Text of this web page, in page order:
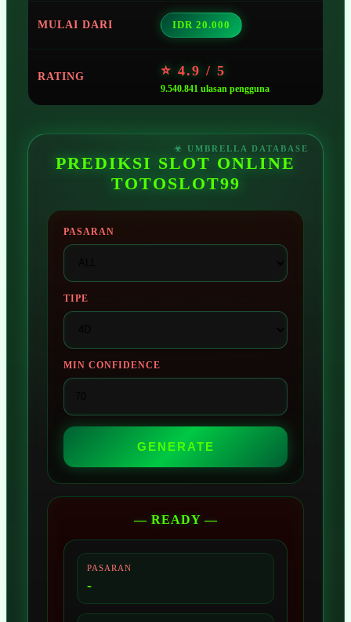
MULAI DARI IDR 20.000
RATING ⭐ 4.9 / 5
9.540.841 ulasan pengguna
PREDIKSI SLOT ONLINE
TOTOSLOT99
PASARAN
TIPE
MIN CONFIDENCE
GENERATE
— READY —
PASARAN
-